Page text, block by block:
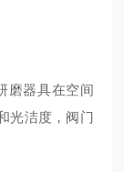
磨器具在空间
光洁度，阀门